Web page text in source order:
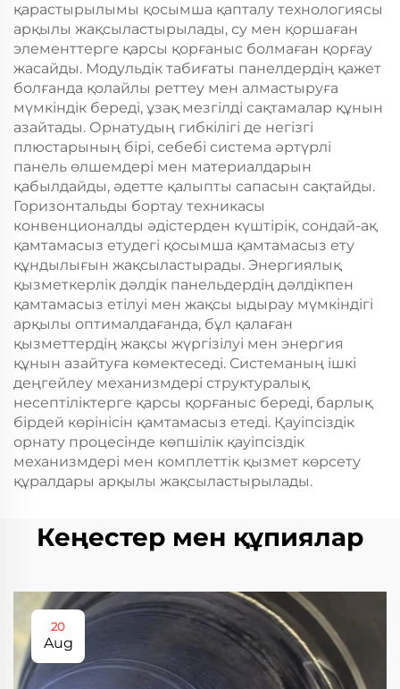
қарастырылымы қосымша қапталу технологиясы
арқылы жақсыластырылады, су мен қоршаған
элементтерге қарсы қорғаныс болмаған қорғау
жасайды. Модульдік табиғаты панелдердің қажет
болғанда қолайлы реттеу мен алмастыруға
мүмкіндік береді, ұзақ мезгілді сақтамалар құнын
азайтады. Орнатудың гибкілігі де негізгі
плюстарының бірі, себебі система әртүрлі
панель өлшемдері мен материалдарын
қабылдайды, әдетте қалыпты сапасын сақтайды.
Горизонтальды бортау техникасы
конвенционалды әдістерден күштірік, сондай-ақ
қамтамасыз етудегі қосымша қамтамасыз ету
құндылығын жақсыластырады. Энергиялық
қызметкерлік дәлдік панельдердің дәлдікпен
қамтамасыз етілуі мен жақсы ыдырау мүмкіндігі
арқылы оптималдағанда, бұл қалаған
қызметтердің жақсы жүргізілуі мен энергия
құнын азайтуға көмектеседі. Системаның ішкі
деңгейлеу механизмдері структуралық
несептіліктерге қарсы қорғаныс береді, барлық
бірдей көрінісін қамтамасыз етеді. Қауіпсіздік
орнату процесінде көпшілік қауіпсіздік
механизмдері мен комплеттік қызмет көрсету
құралдары арқылы жақсыластырылады.
Кеңестер мен құпиялар
20
Aug